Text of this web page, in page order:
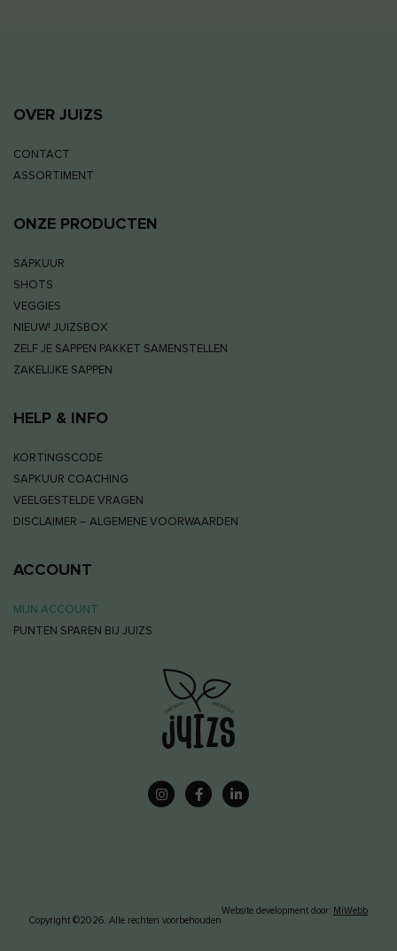
OVER JUIZS
CONTACT
ASSORTIMENT
ONZE PRODUCTEN
SAPKUUR
SHOTS
VEGGIES
NIEUW! JUIZSBOX
ZELF JE SAPPEN PAKKET SAMENSTELLEN
ZAKELIJKE SAPPEN
HELP & INFO
KORTINGSCODE
SAPKUUR COACHING
VEELGESTELDE VRAGEN
DISCLAIMER – ALGEMENE VOORWAARDEN
ACCOUNT
MIJN ACCOUNT
PUNTEN SPAREN BIJ JUIZS
Copyright ©2026. Alle rechten voorbehouden
Website development door: MiWebb